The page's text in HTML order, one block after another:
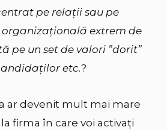
pe relații sau pe
extrem de
pe un set de valori ”dorit”
etc.?
ar devenit mult mai mare
firma în care voi activați